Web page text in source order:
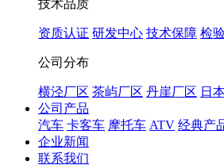
技术品质
资质认证 研发中心 技术保障 检
公司分布
横泾厂区 茶屿厂区 丹崖厂区 日
公司产品
汽车 卡客车 摩托车 ATV 经典产
企业新闻
联系我们